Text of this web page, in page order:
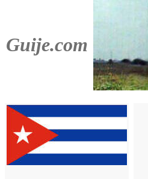
Guije.com